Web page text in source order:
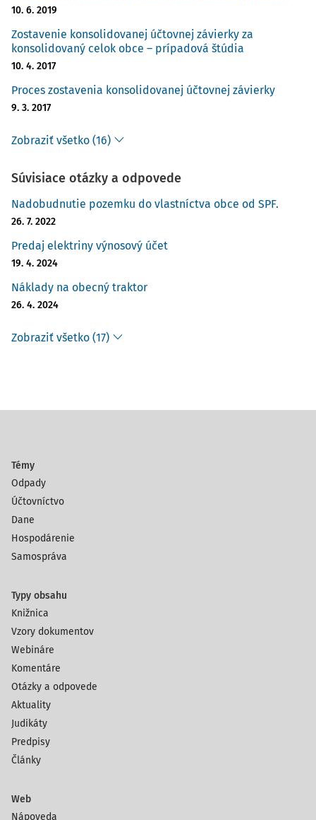
10. 6. 2019
Zostavenie konsolidovanej účtovnej závierky za
konsolidovaný celok obce – prípadová štúdia
10. 4. 2017
Proces zostavenia konsolidovanej účtovnej závierky
9. 3. 2017
Zobraziť všetko (16)
Súvisiace otázky a odpovede
Nadobudnutie pozemku do vlastníctva obce od SPF.
26. 7. 2022
Predaj elektriny výnosový účet
19. 4. 2024
Náklady na obecný traktor
26. 4. 2024
Zobraziť všetko (17)
Témy
Odpady
Účtovníctvo
Dane
Hospodárenie
Samospráva
Typy obsahu
Knižnica
Vzory dokumentov
Webináre
Komentáre
Otázky a odpovede
Aktuality
Judikáty
Predpisy
Články
Web
Nápoveda